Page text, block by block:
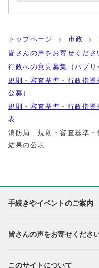
トップページ 市政
皆さんの声をお寄せくださ
行政への意見募集（パブリ
規則・審査基準・行政指
公募）
規則・審査基準・行政指
表
消防局 規則・審査基準・
結果の公表
手続きやイベントのご案内
皆さんの声をお寄せくださ
このサイトについて